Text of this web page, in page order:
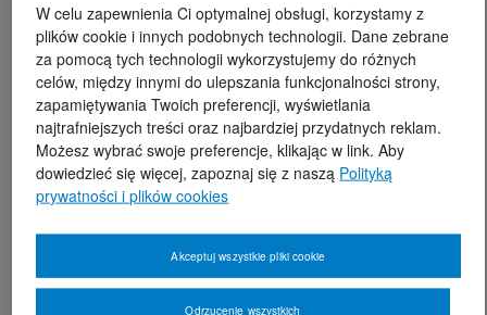
W celu zapewnienia Ci optymalnej obsługi, korzystamy z
plików cookie i innych podobnych technologii. Dane zebrane
za pomocą tych technologii wykorzystujemy do różnych
celów, między innymi do ulepszania funkcjonalności strony,
zapamiętywania Twoich preferencji, wyświetlania
najtrafniejszych treści oraz najbardziej przydatnych reklam.
Możesz wybrać swoje preferencje, klikając w link. Aby
dowiedzieć się więcej, zapoznaj się z naszą Polityką
prywatności i plików cookies
Odrzucenie wszystkich
Akceptuj wszystkie pliki cookie